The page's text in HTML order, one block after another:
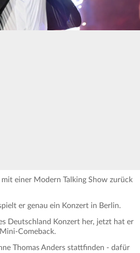
einer Modern Talking Show zurück
er genau ein Konzert in Berlin.
Deutschland Konzert her, jetzt hat er
Comeback.
Thomas Anders stattfinden - dafür